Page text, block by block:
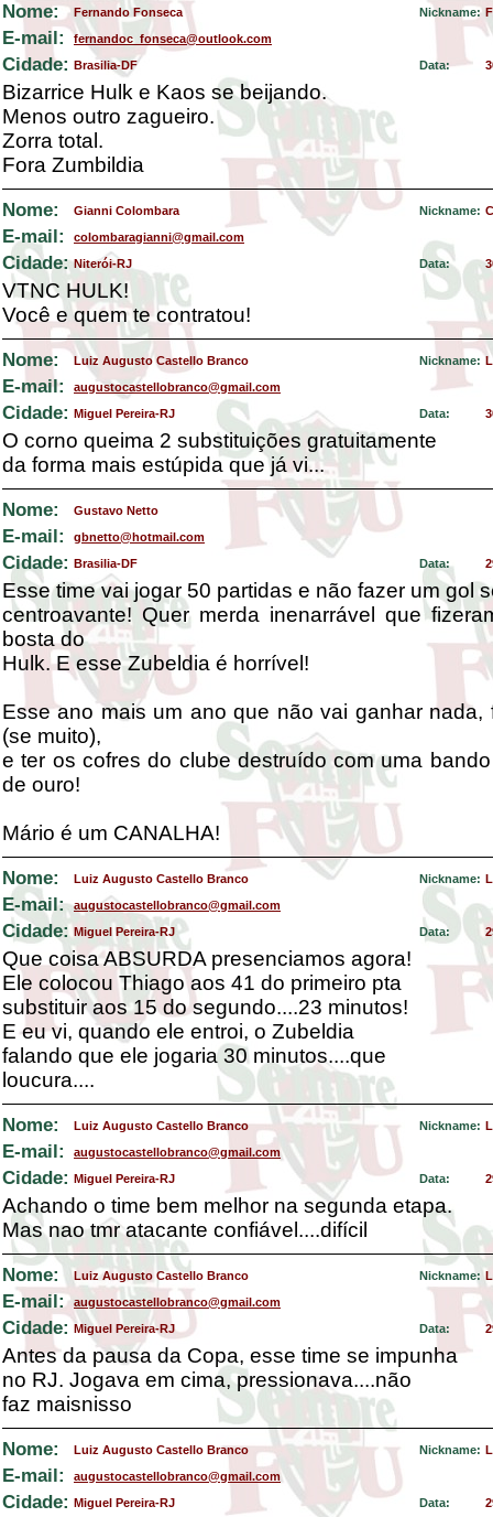
Nome: Fernando Fonseca Nickname:
E-mail: fernandoc_fonseca@outlook.com
Cidade: Brasilia-DF Data:
Bizarrice Hulk e Kaos se beijando.
Menos outro zagueiro.
Zorra total.
Fora Zumbildia
Nome: Gianni Colombara Nickname:
E-mail: colombaragianni@gmail.com
Cidade: Niterói-RJ Data:
VTNC HULK!
Você e quem te contratou!
Nome: Luiz Augusto Castello Branco Nickname:
E-mail: augustocastellobranco@gmail.com
Cidade: Miguel Pereira-RJ Data:
O corno queima 2 substituições gratuitamente
da forma mais estúpida que já vi...
Nome: Gustavo Netto
E-mail: gbnetto@hotmail.com
Cidade: Brasilia-DF Data:
Esse time vai jogar 50 partidas e não fazer um gol
centroavante! Quer merda inenarrável que
bosta do
Hulk. E esse Zubeldia é horrível!
Esse ano mais um ano que não vai ganhar nada,
(se muito),
e ter os cofres do clube destruído com uma
de ouro!
Mário é um CANALHA!
Nome: Luiz Augusto Castello Branco Nickname:
E-mail: augustocastellobranco@gmail.com
Cidade: Miguel Pereira-RJ Data:
Que coisa ABSURDA presenciamos agora!
Ele colocou Thiago aos 41 do primeiro pta
substituir aos 15 do segundo....23 minutos!
E eu vi, quando ele entroi, o Zubeldia
falando que ele jogaria 30 minutos....que
loucura....
Nome: Luiz Augusto Castello Branco Nickname:
E-mail: augustocastellobranco@gmail.com
Cidade: Miguel Pereira-RJ Data:
Achando o time bem melhor na segunda etapa.
Mas nao tmr atacante confiável....difícil
Nome: Luiz Augusto Castello Branco Nickname:
E-mail: augustocastellobranco@gmail.com
Cidade: Miguel Pereira-RJ Data:
Antes da pausa da Copa, esse time se impunha
no RJ. Jogava em cima, pressionava....não
faz maisnisso
Nome: Luiz Augusto Castello Branco Nickname:
E-mail: augustocastellobranco@gmail.com
Cidade: Miguel Pereira-RJ Data: